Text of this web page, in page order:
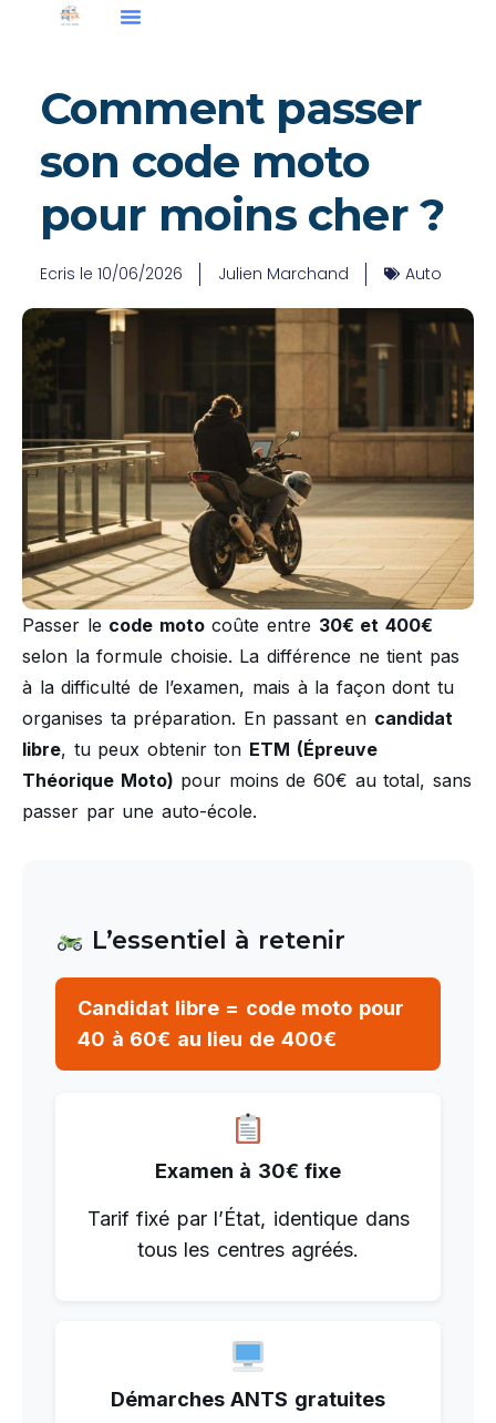
Comment passer
son code moto
pour moins cher ?
Ecris le 10/06/2026 Julien Marchand Auto
Passer le code motocoûte entre 30€ et 400€
selon la formule choisie. La différence ne tient pas
à la difficulté de l’examen, mais à la façon dont tu
organises ta préparation. En passant en candidat
libre, tu peux obtenir ton ETM (Épreuve
Théorique Moto) pour moins de 60€ au total, sans
passer par une auto-école.
L’essentiel à retenir
Candidat libre = code moto pour
40 à 60€ au lieu de 400€
Examen à 30€ fixe
Tarif fixé par l’État, identique dans
tous les centres agréés.
Démarches ANTS gratuites